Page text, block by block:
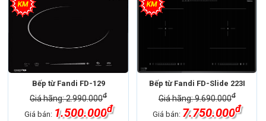
Bếp từ Fandi FD-129
Giá hãng: 2.990.000đ
Giá bán: 1.500.000đ
Bếp từ Fandi FD-Slide 223I
Giá hãng: 9.690.000đ
Giá bán: 7.750.000đ